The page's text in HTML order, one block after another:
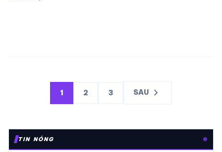
1 2 3 SAU chevron_right
TIN NÓNG